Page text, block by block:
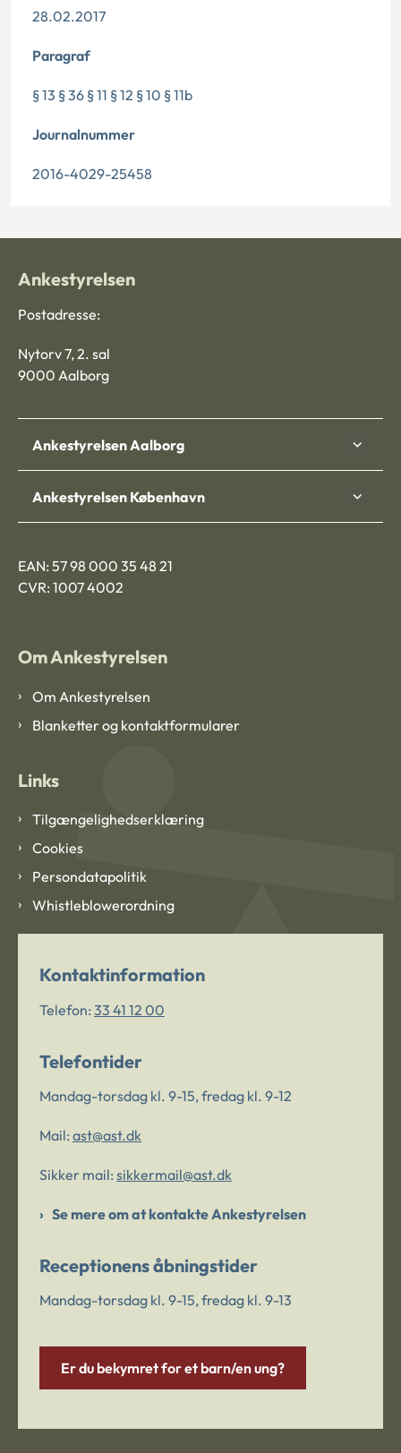
28.02.2017
Paragraf
§ 13 § 36 § 11 § 12 § 10 § 11b
Journalnummer
2016-4029-25458
Ankestyrelsen
Postadresse:
Nytorv 7, 2. sal
9000 Aalborg
Ankestyrelsen Aalborg
Ankestyrelsen København
EAN: 57 98 000 35 48 21
CVR: 1007 4002
Om Ankestyrelsen
Om Ankestyrelsen
Blanketter og kontaktformularer
Links
Tilgængelighedserklæring
Cookies
Persondatapolitik
Whistleblowerordning
Kontaktinformation
Telefon: 33 41 12 00
Telefontider
Mandag-torsdag kl. 9-15, fredag kl. 9-12
Mail: ast@ast.dk
Sikker mail: sikkermail@ast.dk
Se mere om at kontakte Ankestyrelsen
Receptionens åbningstider
Mandag-torsdag kl. 9-15, fredag kl. 9-13
Er du bekymret for et barn/en ung?